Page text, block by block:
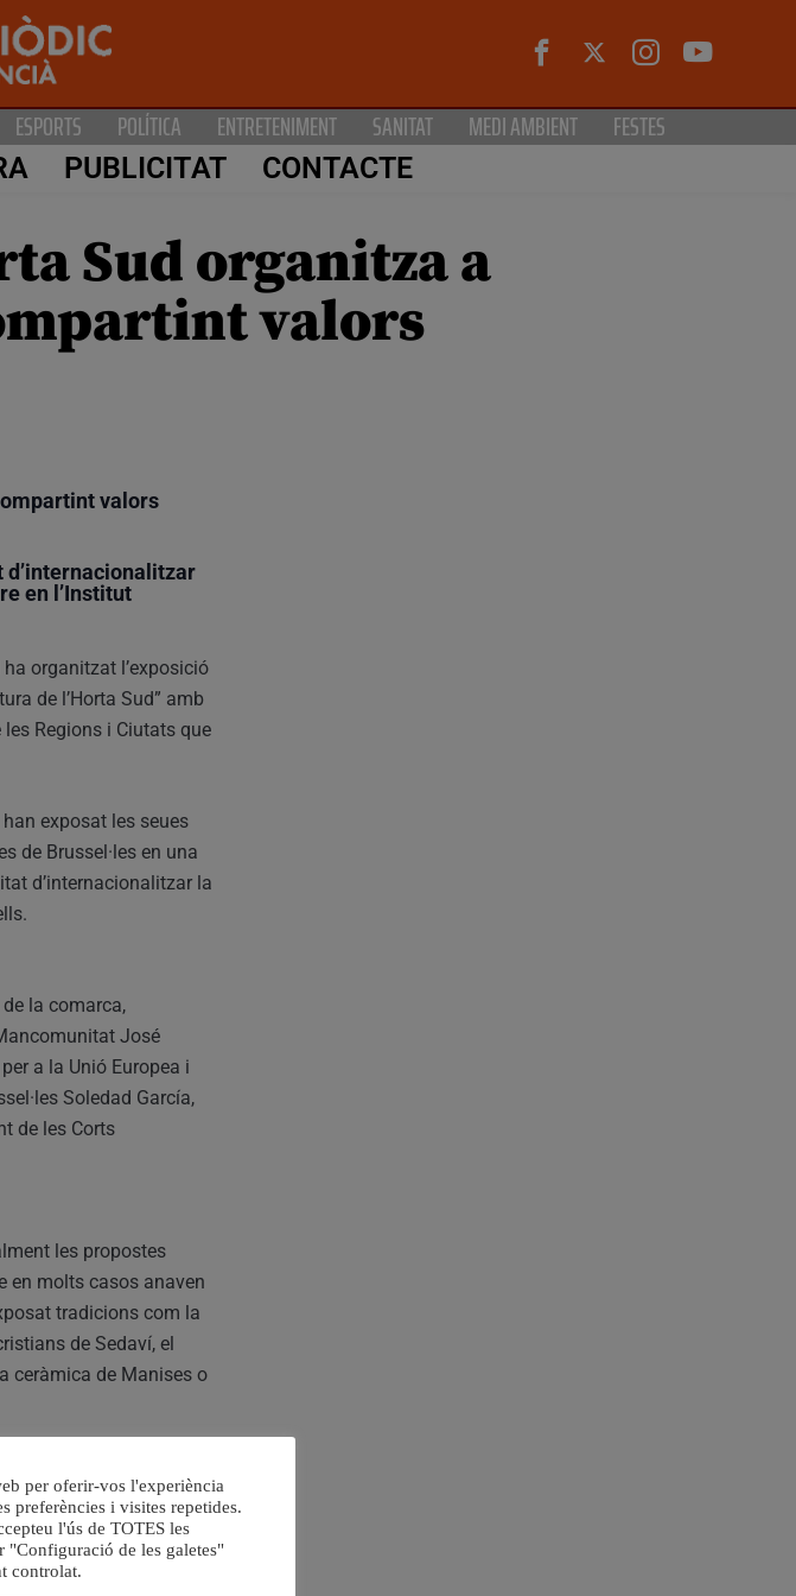
ESPORTS POLÍTICA ENTRETENIMENT SANITAT MEDI AMBIENT FESTES
PUBLICITAT CONTACTE
Sud organitza a
valors
valors
d’internacionalitzar
en l’Institut
organitzat l’exposició
de l’Horta Sud” amb
Regions i Ciutats que
exposat les seues
de Brussel·les en una
d’internacionalitzar la
la comarca,
José
a la Unió Europea i
Soledad García,
de les Corts
les propostes
en molts casos anaven
tradicions com la
de Sedaví, el
ceràmica de Manises o
la cultura dels vint
o reclams turístics.
dels municipis”, com
de traspassar
per oferir-vos l'experiència
preferències i visites repetides.
l'ús de TOTES les
"Configuració de les galetes"
controlat.